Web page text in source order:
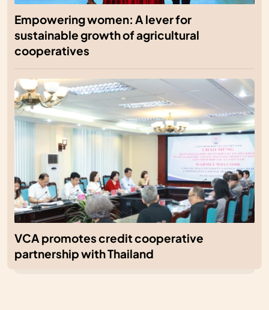
Empowering women: A lever for
sustainable growth of agricultural
cooperatives
VCA promotes credit cooperative
partnership with Thailand